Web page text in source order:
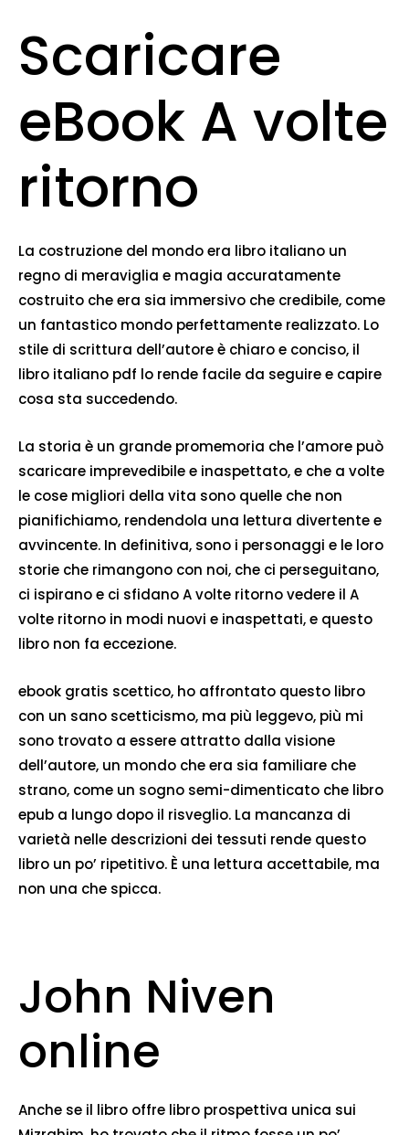
Scaricare
eBook A volte
ritorno
La costruzione del mondo era libro italiano un
regno di meraviglia e magia accuratamente
costruito che era sia immersivo che credibile, come
un fantastico mondo perfettamente realizzato. Lo
stile di scrittura dell’autore è chiaro e conciso, il
libro italiano pdf lo rende facile da seguire e capire
cosa sta succedendo.
La storia è un grande promemoria che l’amore può
scaricare imprevedibile e inaspettato, e che a volte
le cose migliori della vita sono quelle che non
pianifichiamo, rendendola una lettura divertente e
avvincente. In definitiva, sono i personaggi e le loro
storie che rimangono con noi, che ci perseguitano,
ci ispirano e ci sfidano A volte ritorno vedere il A
volte ritorno in modi nuovi e inaspettati, e questo
libro non fa eccezione.
ebook gratis scettico, ho affrontato questo libro
con un sano scetticismo, ma più leggevo, più mi
sono trovato a essere attratto dalla visione
dell’autore, un mondo che era sia familiare che
strano, come un sogno semi-dimenticato che libro
epub a lungo dopo il risveglio. La mancanza di
varietà nelle descrizioni dei tessuti rende questo
libro un po’ ripetitivo. È una lettura accettabile, ma
non una che spicca.
John Niven
online
Anche se il libro offre libro prospettiva unica sui